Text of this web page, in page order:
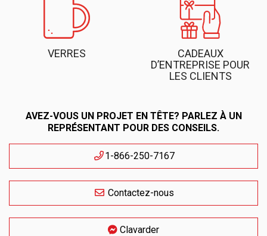
VERRES
CADEAUX
D’ENTREPRISE POUR
LES CLIENTS
AVEZ-VOUS UN PROJET EN TÊTE? PARLEZ À UN
REPRÉSENTANT POUR DES CONSEILS.
1-866-250-7167
Contactez-nous
Clavarder